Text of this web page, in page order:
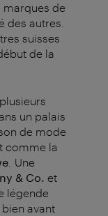
marques de
des autres.
suisses
de la
un palais
de mode
comme la
. Une
& Co. et
légende
avant